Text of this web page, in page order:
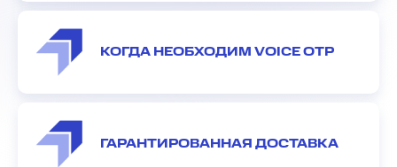
КОГДА НЕОБХОДИМ VOICE OTP
ГАРАНТИРОВАННАЯ ДОСТАВКА